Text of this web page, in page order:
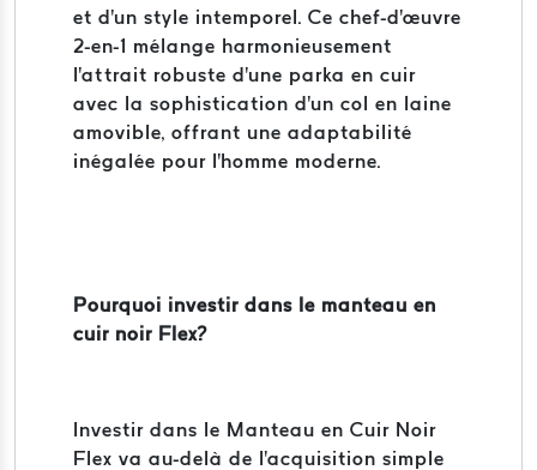
et d'un style intemporel. Ce chef-d'œuvre
2-en-1 mélange harmonieusement
l'attrait robuste d'une parka en cuir
avec la sophistication d'un col en laine
amovible, offrant une adaptabilité
inégalée pour l'homme moderne.
Pourquoi investir dans le manteau en
cuir noir Flex?
Investir dans le Manteau en Cuir Noir
Flex va au-delà de l'acquisition simple